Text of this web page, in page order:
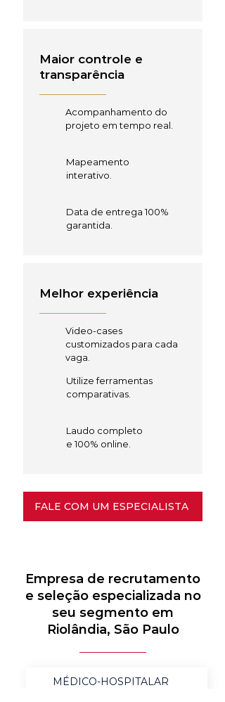
Maior controle e
transparência
Acompanhamento do
projeto em tempo real.
Mapeamento
interativo.
Data de entrega 100%
garantida.
Melhor experiência
Video-cases
customizados para cada
vaga.
Utilize ferramentas
comparativas.
Laudo completo
e 100% online.
FALE COM UM ESPECIALISTA
Empresa de recrutamento
e seleção especializada no
seu segmento em
Riolândia, São Paulo
MÉDICO-HOSPITALAR